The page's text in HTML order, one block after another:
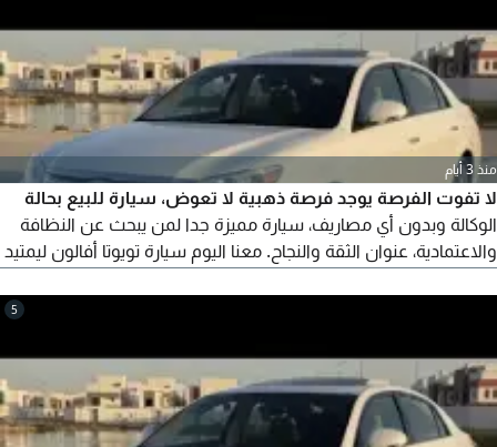
منذ 3 أيام
لا تفوت الفرصة يوجد فرصة ذهبية لا تعوض، سيارة للبيع بحالة
الوكالة وبدون أي مصاريف، سيارة مميزة جدا لمن يبحث عن النظافة
والاعتمادية، عنوان الثقة والنجاح. معنا اليوم سيارة تويوتا أفالون ليمتيد
وتبريد المقاعد، 3 - بصمة دخول ذكية من جميع الأبواب والشنطة، 4 -
كم. لا تفوت الفرصة
5